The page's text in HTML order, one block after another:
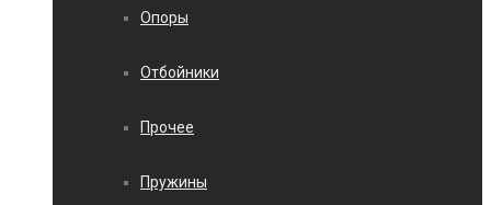
Опоры
Отбойники
Прочее
Пружины